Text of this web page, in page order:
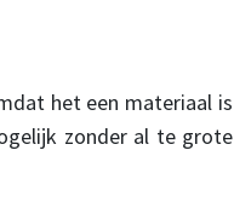
het een materiaal is
zonder al te grote